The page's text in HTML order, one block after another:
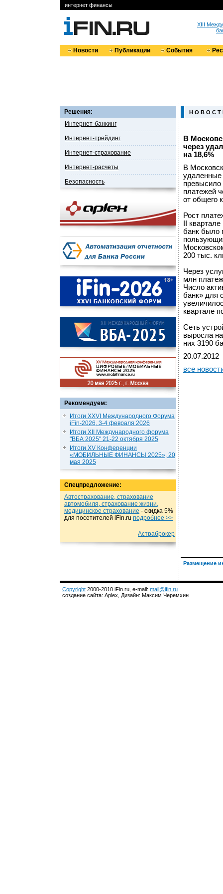
интернет финансы
XIII
Новости Публикации События
Решения:
Интернет-банкинг
Интернет-трейдинг
Интернет-страхование
Интернет-расчеты
Безопасность
Рекомендуем:
Итоги XXVI Международного Форума
iFin-2026, 3-4 февраля 2026
Итоги XII Международного форума
"ВБА 2025" 21-22 октября 2025
Итоги XV Конференции
«МОБИЛЬНЫЕ ФИНАНСЫ 2025», 20
мая 2025
Спецпредложение:
Автострахование, страхование
автомобиля, страхование жизни,
медицинское страхование - cкидка 5%
для посетителей iFin.ru подробнеe >>
Астраброкер
Н О В О С Т
В
через
на 18,6%
В
удаленные
превысило
платежей
от общего
Рост
II
банк было
200 тыс.
Через
млн
Число
банк» для
квартале
Сеть
выросла
них 3190
20.07.2012
все
Размещение
Copyright 2000-2010 iFin.ru, e-mail: mail@ifin.ru
создание сайта: Aplex, Дизайн: Максим Черемхин